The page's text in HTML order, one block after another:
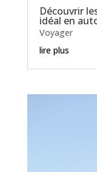
Découvrir
idéal en
Voyager
lire plus